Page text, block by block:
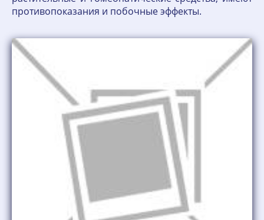
противопоказания и побочные эффекты.